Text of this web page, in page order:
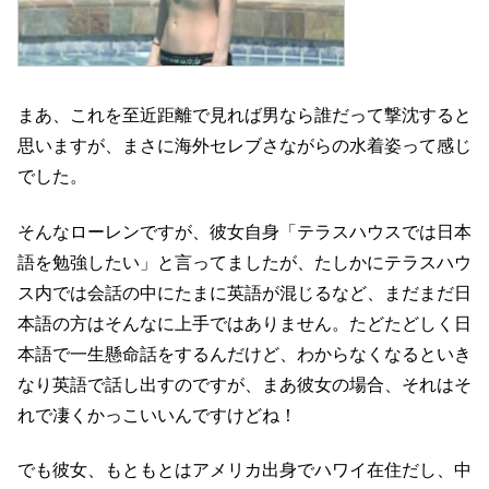
まあ、これを至近距離で見れば男なら誰だって撃沈すると
思いますが、まさに海外セレブさながらの水着姿って感じ
でした。
そんなローレンですが、彼女自身「テラスハウスでは日本
語を勉強したい」と言ってましたが、たしかにテラスハウ
ス内では会話の中にたまに英語が混じるなど、まだまだ日
本語の方はそんなに上手ではありません。たどたどしく日
本語で一生懸命話をするんだけど、わからなくなるといき
なり英語で話し出すのですが、まあ彼女の場合、それはそ
れで凄くかっこいいんですけどね！
でも彼女、もともとはアメリカ出身でハワイ在住だし、中